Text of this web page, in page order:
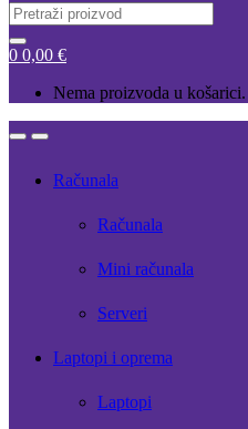
Search
for:
0 0,00 €
Nema proizvoda u košarici.
OpenClose
Računala
Računala
Mini računala
Serveri
Laptopi i oprema
Laptopi